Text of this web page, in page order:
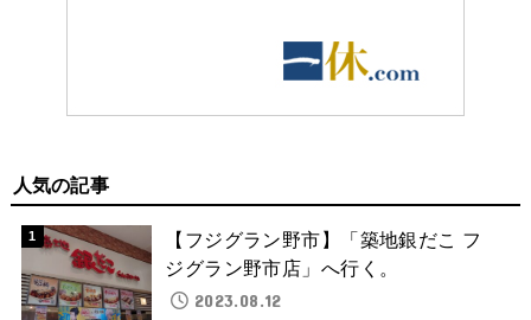
人気の記事
【フジグラン野市】「築地銀だこ フ
ジグラン野市店」へ行く。
2023.08.12